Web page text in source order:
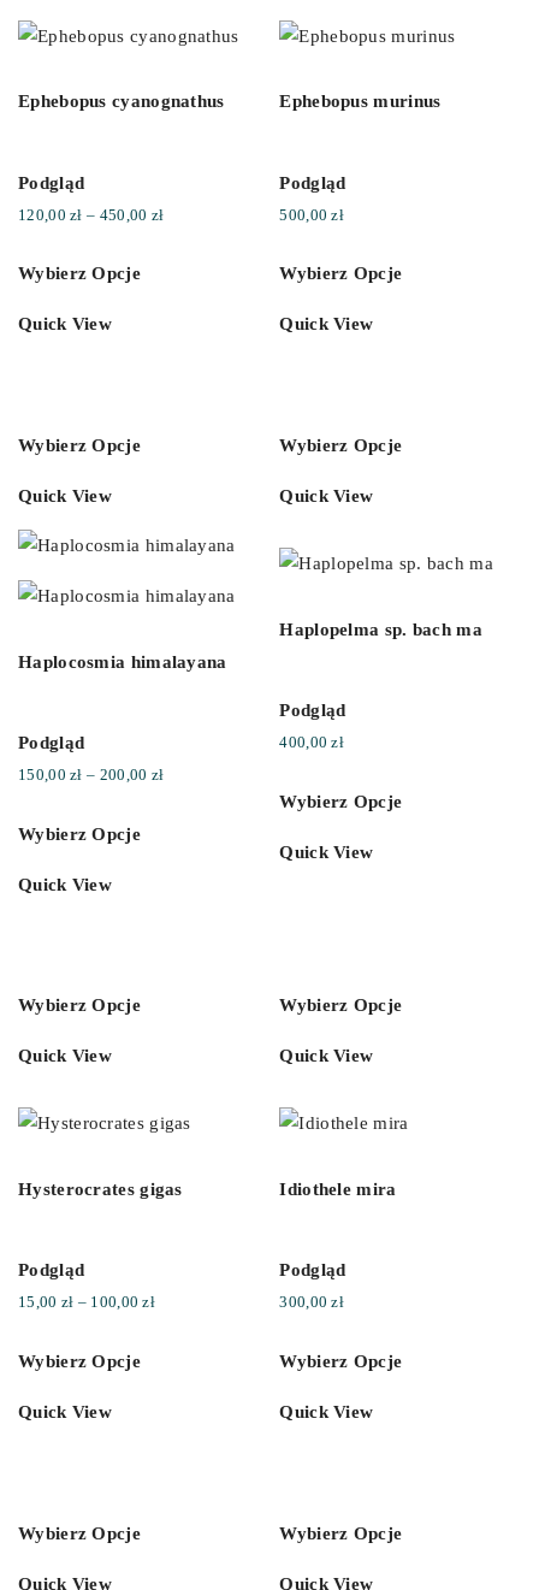
Ephebopus cyanognathus
Podgląd
120,00zł – 450,00 złZakres
Wybierz Opcje
Quick View
Ephebopus murinus
Podgląd
500,00zł
Wybierz Opcje
Quick View
Wybierz Opcje
Quick View
Haplocosmia himalayana
Podgląd
150,00zł – 200,00 złZakres
Wybierz Opcje
Quick View
Wybierz Opcje
Quick View
Haplopelma sp. bach ma
Podgląd
400,00zł
Wybierz Opcje
Quick View
Wybierz Opcje
Quick View
Hysterocrates gigas
Podgląd
15,00 zł – 100,00złZakres
Wybierz Opcje
Quick View
Wybierz Opcje
Quick View
Idiothele mira
Podgląd
300,00zł
Wybierz Opcje
Quick View
Wybierz Opcje
Quick View
Wybierz Opcje
Quick View